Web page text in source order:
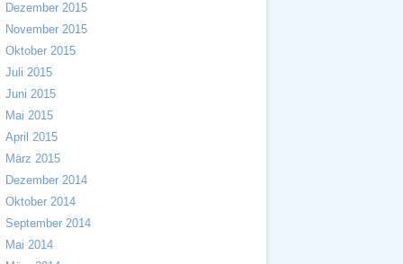
Dezember 2015
November 2015
Oktober 2015
Juli 2015
Juni 2015
Mai 2015
April 2015
März 2015
Dezember 2014
Oktober 2014
September 2014
Mai 2014